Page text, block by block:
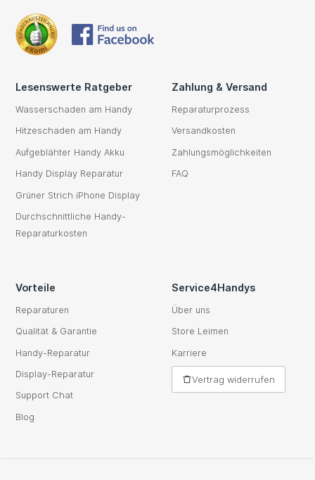
Lesenswerte Ratgeber
Wasserschaden am Handy
Hitzeschaden am Handy
Aufgeblähter Handy Akku
Handy Display Reparatur
Grüner Strich iPhone Display
Durchschnittliche Handy-
Reparaturkosten
Zahlung & Versand
Reparaturprozess
Versandkosten
Zahlungsmöglichkeiten
FAQ
Vorteile
Reparaturen
Qualität & Garantie
Handy-Reparatur
Display-Reparatur
Support Chat
Blog
Service4Handys
Über uns
Store Leimen
Karriere
Vertrag widerrufen